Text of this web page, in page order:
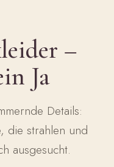
–
Ja
Details:
die strahlen und
ausgesucht.